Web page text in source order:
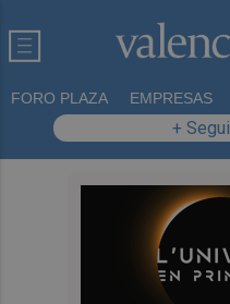
FORO PLAZA EMPRESAS
+